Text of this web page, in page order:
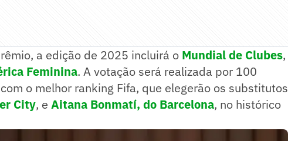
a edição de 2025 incluirá o Mundial de Clubes,
Feminina. A votação será realizada por 100
o melhor ranking Fifa, que elegerão os substitutos
City, e Aitana Bonmatí, do Barcelona, no histórico